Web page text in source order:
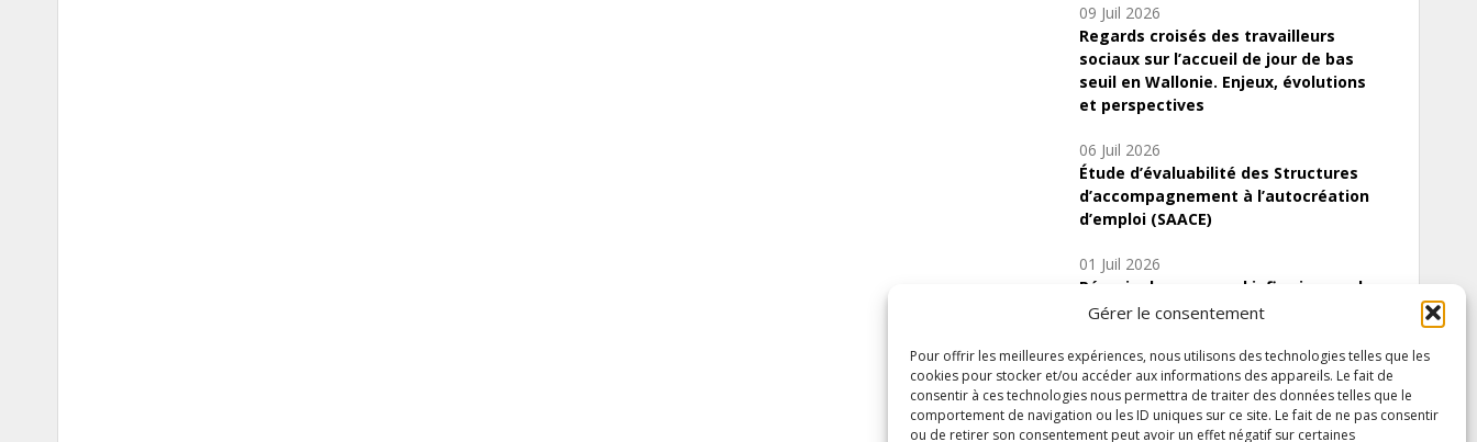
Gérer le consentement
Pour offrir les meilleures expériences, nous utilisons des technologies telles que les
cookies pour stocker et/ou accéder aux informations des appareils. Le fait de
consentir à ces technologies nous permettra de traiter des données telles que le
comportement de navigation ou les ID uniques sur ce site. Le fait de ne pas consentir
ou de retirer son consentement peut avoir un effet négatif sur certaines
09 Juil 2026
Regards croisés des travailleurs
sociaux sur l’accueil de jour de bas
seuil en Wallonie. Enjeux, évolutions
et perspectives
06 Juil 2026
Étude d’évaluabilité des Structures
d’accompagnement à l’autocréation
d’emploi (SAACE)
01 Juil 2026
Pénurie du personnel infirmier :quels
indicateurs d’offre de soins pour
Inscrivez-vous à notre newsletter